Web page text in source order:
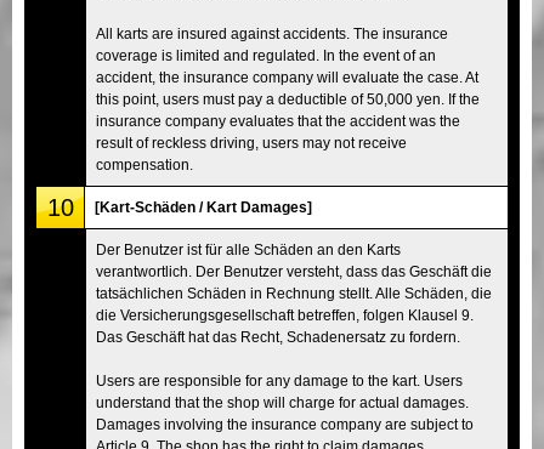
All karts are insured against accidents. The insurance
coverage is limited and regulated. In the event of an
accident, the insurance company will evaluate the case. At
this point, users must pay a deductible of 50,000 yen. If the
insurance company evaluates that the accident was the
result of reckless driving, users may not receive
compensation.
10 [Kart-Schäden / Kart Damages]
Der Benutzer ist für alle Schäden an den Karts
verantwortlich. Der Benutzer versteht, dass das Geschäft die
tatsächlichen Schäden in Rechnung stellt. Alle Schäden, die
die Versicherungsgesellschaft betreffen, folgen Klausel 9.
Das Geschäft hat das Recht, Schadenersatz zu fordern.
Users are responsible for any damage to the kart. Users
understand that the shop will charge for actual damages.
Damages involving the insurance company are subject to